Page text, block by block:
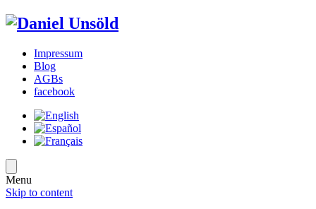
Impressum
Blog
AGBs
facebook
Menu
Skip to content